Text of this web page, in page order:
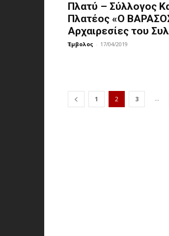
Πλατύ – Σύλλογος
Πλατέος «Ο
Αρχαιρεσίες του
Έμβολος - 17/04/2019
1 2 3 ...